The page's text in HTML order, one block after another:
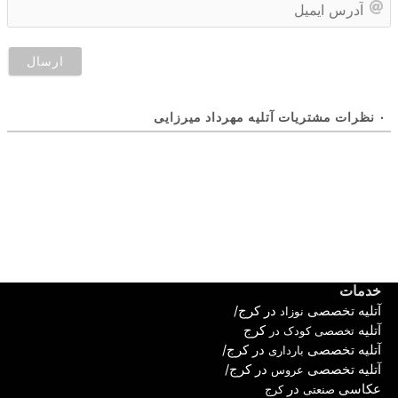
۰ نظرات مشتریات آتلیه مهرداد میرزایی
خدمات
آتلیه تخصصی نوزاددر کرج/
آتلیه تخصصی کودک در کرج
آتلیه تخصصی بارداریدر کرج/
آتلیه تخصصی عروسدر کرج/
عکاسی صنعتیدر کرج